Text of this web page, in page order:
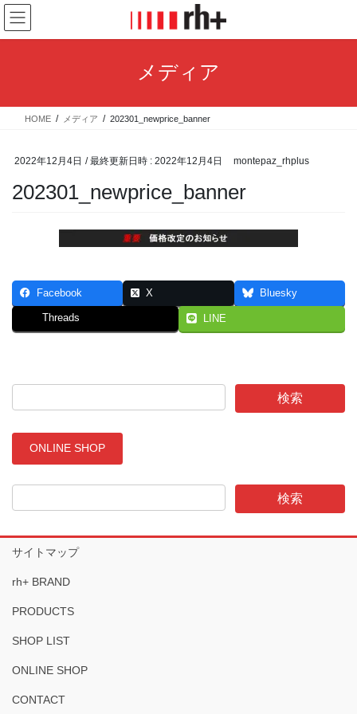
コ
ン
テ
ス
ナ
ビ
ゲ
ン
メディア
HOME メディア 202301_newprice_banner
2022年12月4日 / 最終更新日時 : 2022年12月4日 montepaz_rhplus
202301_newprice_banner
Facebook X Bluesky
Threads LINE
ONLINE SHOP
サイトマップ
rh+ BRAND
PRODUCTS
SHOP LIST
ONLINE SHOP
CONTACT